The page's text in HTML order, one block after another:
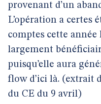
provenant d’un
L’opération a certes
comptes cette année
largement
puisqu’elle aura
flow d’ici là. (extrait
du CE du 9 avril)